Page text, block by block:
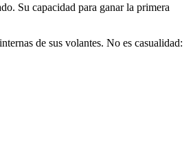
Su capacidad para ganar la primera
de sus volantes. No es casualidad: